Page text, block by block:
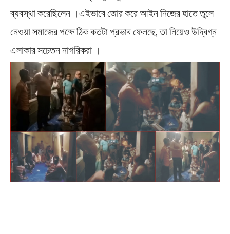
ব্যবস্থা করেছিলেন ।এইভাবে জোর করে আইন নিজের হাতে তুলে
নেওয়া সমাজের পক্ষে ঠিক কতটা প্রভাব ফেলছে, তা নিয়েও উদ্বিগ্ন
এলাকার সচেতন নাগরিকরা ।